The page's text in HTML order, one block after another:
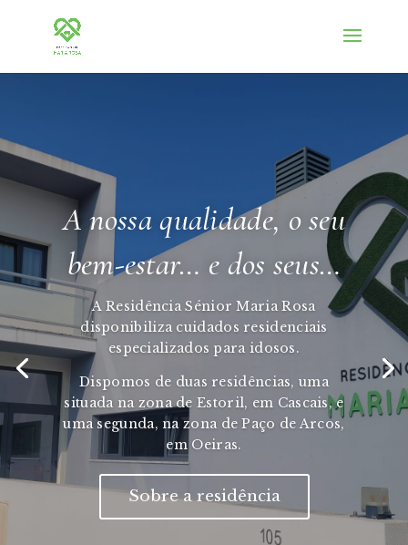
A nossa qualidade, o seu
bem-estar… e dos seus…
A Residência Sénior Maria Rosa
disponibiliza cuidados residenciais
especializados para idosos.
Dispomos de duas residências, uma
situada na zona de Estoril, em Cascais, e
uma segunda, na zona de Paço de Arcos,
em Oeiras.
Sobre a residência